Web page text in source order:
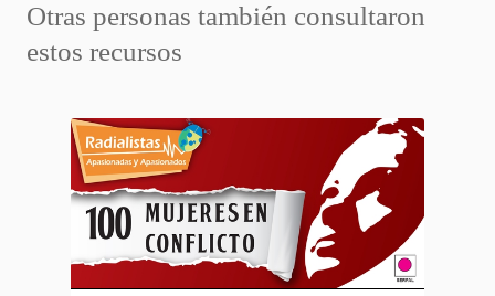
Otras personas también consultaron
estos recursos